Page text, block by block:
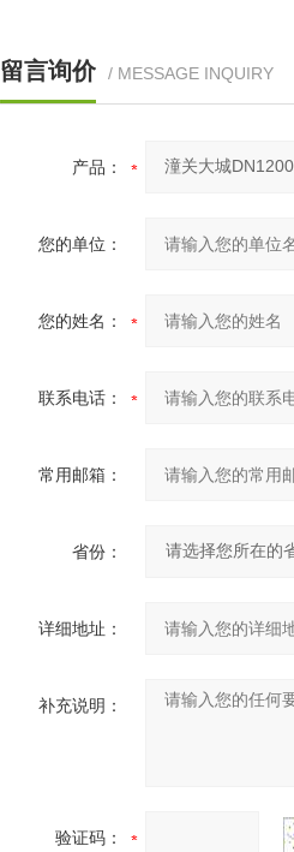
留言询价 / MESSAGE INQUIRY
产品：
您的单位：
您的姓名：
联系电话：
常用邮箱：
省份：
详细地址：
补充说明：
验证码：